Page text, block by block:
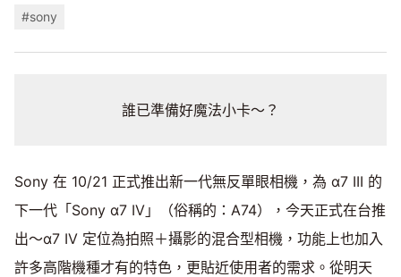
#sony
誰已準備好魔法小卡～？
Sony 在 10/21 正式推出新一代無反單眼相機，為 α7 III 的
下一代「Sony α7 IV」（俗稱的：A74），今天正式在台推
出～α7 IV 定位為拍照＋攝影的混合型相機，功能上也加入
許多高階機種才有的特色，更貼近使用者的需求。從明天